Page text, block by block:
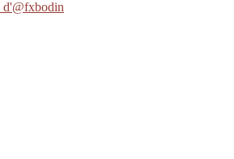
d'@fxbodin